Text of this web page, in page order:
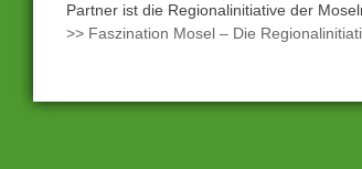
Partner ist die Regionalinitiative der
>> Faszination Mosel – Die